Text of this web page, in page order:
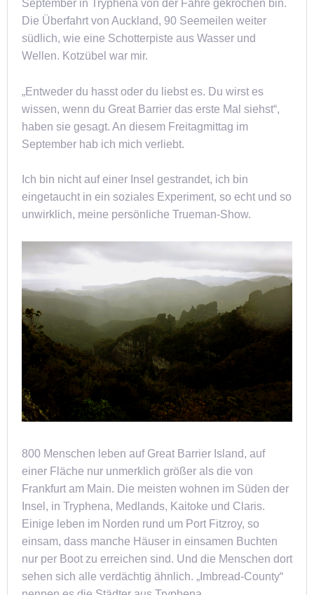
September in Tryphena von der Fähre gekrochen bin.
Die Überfahrt von Auckland, 90 Seemeilen weiter
südlich, wie eine Schotterpiste aus Wasser und
Wellen. Kotzübel war mir.
„Entweder du hasst oder du liebst es. Du wirst es
wissen, wenn du Great Barrier das erste Mal siehst“,
haben sie gesagt. An diesem Freitagmittag im
September hab ich mich verliebt.
Ich bin nicht auf einer Insel gestrandet, ich bin
eingetaucht in ein soziales Experiment, so echt und so
unwirklich, meine persönliche Trueman-Show.
800 Menschen leben auf Great Barrier Island, auf
einer Fläche nur unmerklich größer als die von
Frankfurt am Main. Die meisten wohnen im Süden der
Insel, in Tryphena, Medlands, Kaitoke und Claris.
Einige leben im Norden rund um Port Fitzroy, so
einsam, dass manche Häuser in einsamen Buchten
nur per Boot zu erreichen sind. Und die Menschen dort
sehen sich alle verdächtig ähnlich. „Imbread-County“